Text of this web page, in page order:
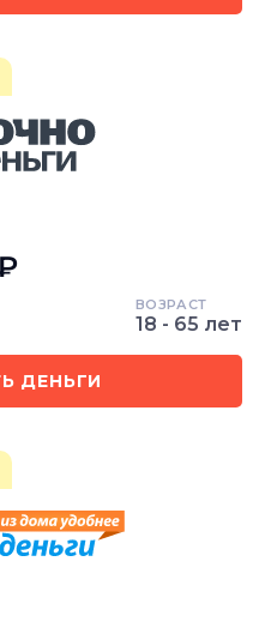
ВОЗРАСТ
18 - 65 лет
ДЕНЬГИ